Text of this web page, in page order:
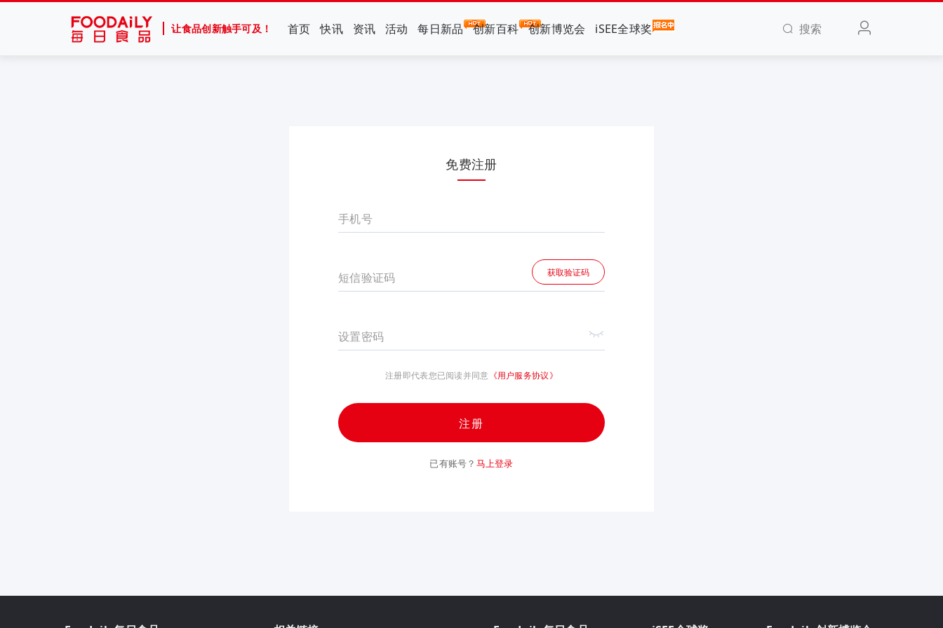
让食品创新触手可及！ 首页 快讯 资讯 活动 每日新品 创新百科 创新博览会 iSEE全球奖 搜索
免费注册
手机号
短信验证码 获取验证码
设置密码
注册即代表您已阅读并同意 《用户服务协议》
注册
已有账号？ 马上登录